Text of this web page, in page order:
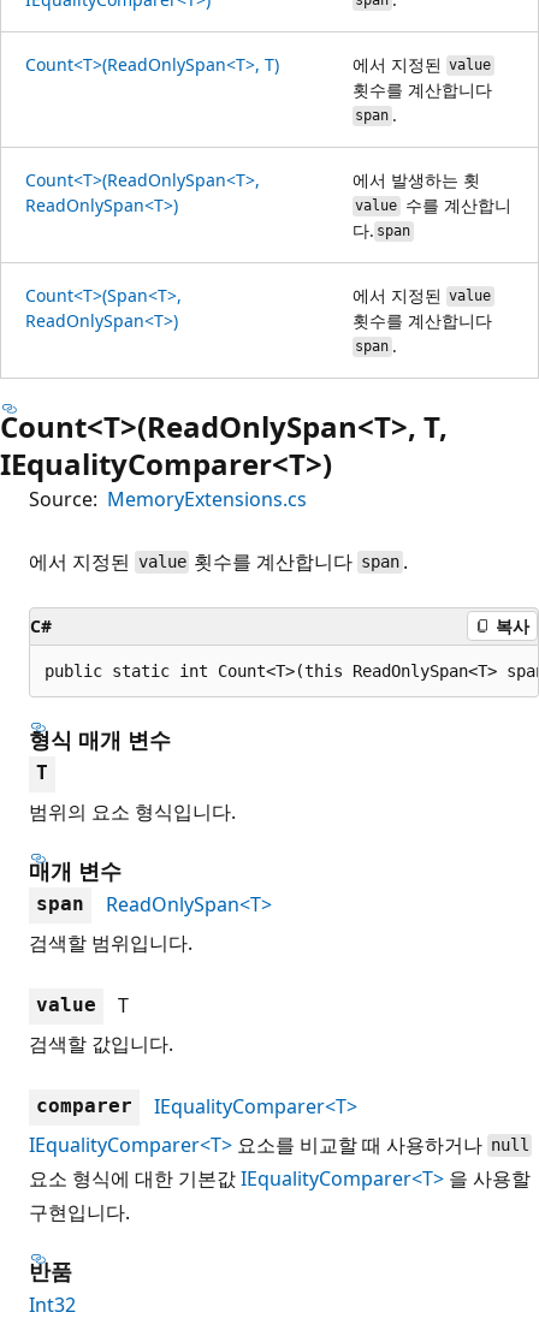
Count<T>(ReadOnlySpan<T>, T) 에서 지정된 value
횟수를 계산합니다
span.
Count<T>(ReadOnlySpan<T>,
ReadOnlySpan<T>)
에서 발생하는 횟
value수를 계산합니
다. span
Count<T>(Span<T>,
ReadOnlySpan<T>)
에서 지정된 value
횟수를 계산합니다
span.
Count<T>(ReadOnlySpan<T>, T,
IEqualityComparer<T>)
Source: MemoryExtensions.cs
에서 지정된 value 횟수를 계산합니다 span.
C# 복사
public static int Count<T>(this ReadOnlySpan<T>
형식 매개 변수
T
범위의 요소 형식입니다.
매개 변수
span
ReadOnlySpan<T>
검색할 범위입니다.
value
T
검색할 값입니다.
comparer
IEqualityComparer<T>
IEqualityComparer<T> 요소를 비교할 때 사용하거나 null
요소 형식에 대한 기본값IEqualityComparer<T> 을 사용할
구현입니다.
반품
Int32